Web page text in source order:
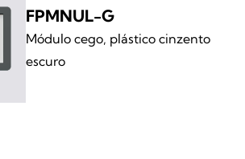
FPMNUL-G
Módulo cego, plástico cinzento
escuro